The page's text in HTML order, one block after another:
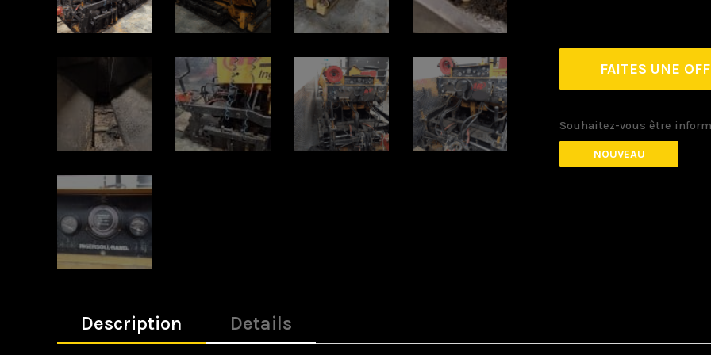
FAITES UNE
Souhaitez-vous être
NOUVEAU
Description Details